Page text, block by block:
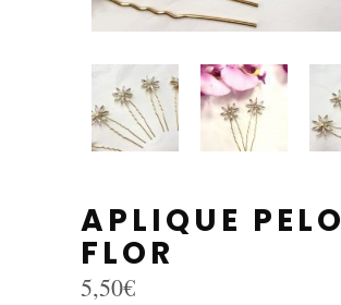
APLIQUE PELO
FLOR
5,50€